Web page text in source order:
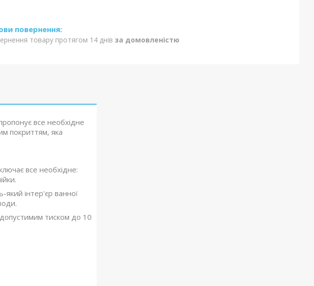
товару протягом 14 днів за домовленістю
все необхідне
покриттям, яка
все необхідне:
інтер'єр ванної
тиском до 10